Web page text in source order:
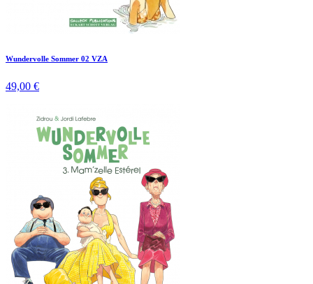
Wundervolle Sommer 02 VZA
49,00 €